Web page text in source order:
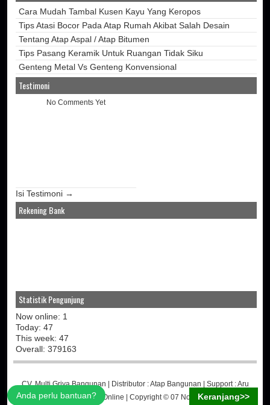
Anda perlu bantuan?
Cara Mudah Tambal Kusen Kayu Yang Keropos
Tips Atasi Bocor Pada Atap Rumah Akibat Salah Desain
Tentang Atap Aspal / Atap Bitumen
Tips Pasang Keramik Untuk Ruangan Tidak Siku
Genteng Metal Vs Genteng Konvensional
Testimoni
No Comments Yet
Isi Testimoni →
Rekening Bank
Statistik Pengunjung
Now online: 1
Today: 47
This week: 47
Overall: 379163
CV. Multi Griya Bangunan | Distributor :Atap Bangunan | Support :Aru
Martino-Jasa Toko Online | Copyright © 07 November 2014
Keranjang>>